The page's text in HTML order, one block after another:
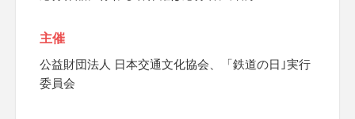
主催
公益財団法人 日本交通文化協会、「鉄道の日｣実行
委員会